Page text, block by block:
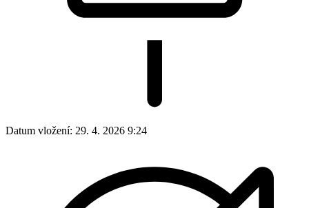
Datum vložení: 29. 4. 2026 9:24